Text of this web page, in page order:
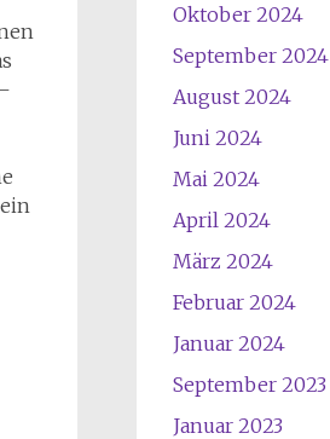
Oktober 2024
September 2024
August 2024
Juni 2024
Mai 2024
April 2024
März 2024
Februar 2024
Januar 2024
September 2023
Januar 2023